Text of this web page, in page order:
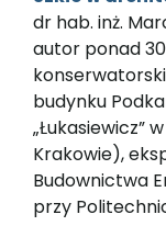
dr hab. inż.
autor ponad
budynku
„Łukasiewicz”
Krakowie),
Budownictwa
przy